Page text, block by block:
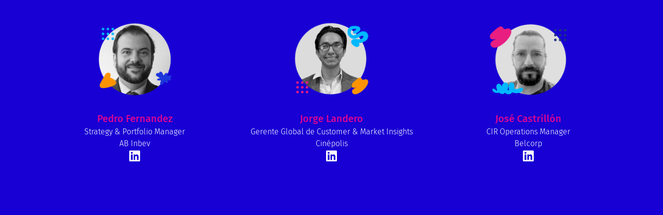
Pedro Fernandez
Strategy & Portfolio Manager
AB Inbev
Jorge Landero
Gerente Global de Customer & Market Insights
Cinépolis
José Castrillón
CIR Operations Manager
Belcorp